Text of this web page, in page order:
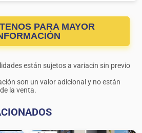
PARA MAYOR
están sujetos a variacin sin previo
son un valor adicional y no están
la venta.